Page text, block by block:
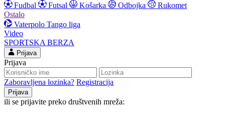
Fudbal
Futsal Košarka Odbojka
Rukomet
Ostalo
Vaterpolo Tango liga
Video
SPORTSKA BERZA
Prijava
Prijava
Zaboravljena lozinka? Registracija
ili se prijavite preko društvenih mreža: